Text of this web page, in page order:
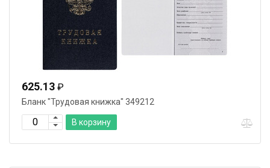
625.13 ₽
Бланк "Трудовая книжка" 349212
В корзину